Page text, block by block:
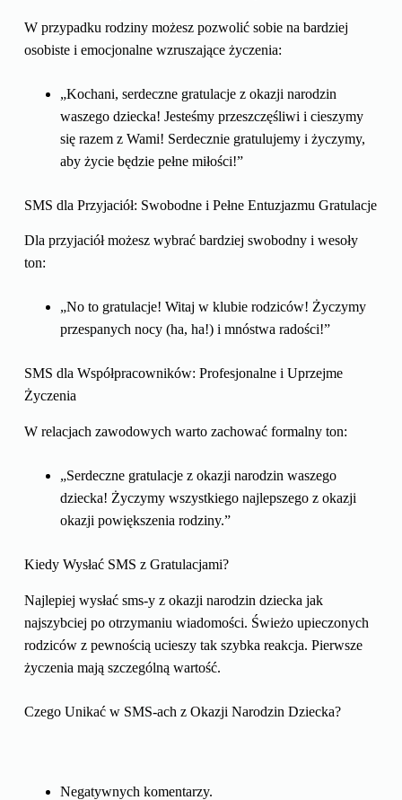
W przypadku rodziny możesz pozwolić sobie na bardziej
osobiste i emocjonalne wzruszające życzenia:
„Kochani, serdeczne gratulacje z okazji narodzin
waszego dziecka! Jesteśmy przeszczęśliwi i cieszymy
się razem z Wami! Serdecznie gratulujemy i życzymy,
aby życie będzie pełne miłości!”
SMS dla Przyjaciół: Swobodne i Pełne Entuzjazmu Gratulacje
Dla przyjaciół możesz wybrać bardziej swobodny i wesoły
ton:
„No to gratulacje! Witaj w klubie rodziców! Życzymy
przespanych nocy (ha, ha!) i mnóstwa radości!”
SMS dla Współpracowników: Profesjonalne i Uprzejme
Życzenia
W relacjach zawodowych warto zachować formalny ton:
„Serdeczne gratulacje z okazji narodzin waszego
dziecka! Życzymy wszystkiego najlepszego z okazji
okazji powiększenia rodziny.”
Kiedy Wysłać SMS z Gratulacjami?
Najlepiej wysłać sms-y z okazji narodzin dziecka jak
najszybciej po otrzymaniu wiadomości. Świeżo upieczonych
rodziców z pewnością ucieszy tak szybka reakcja. Pierwsze
życzenia mają szczególną wartość.
Czego Unikać w SMS-ach z Okazji Narodzin Dziecka?
Negatywnych komentarzy.